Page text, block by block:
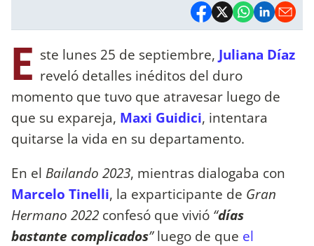
E ste lunes 25 de septiembre, Juliana Díaz
reveló detalles inéditos del duro
momento que tuvo que atravesar luego de
que su expareja, Maxi Guidici, intentara
quitarse la vida en su departamento.
En el Bailando 2023, mientras dialogaba con
Marcelo Tinelli, la exparticipante de Gran
Hermano 2022 confesó que vivió “días
bastante complicados”luego de que el